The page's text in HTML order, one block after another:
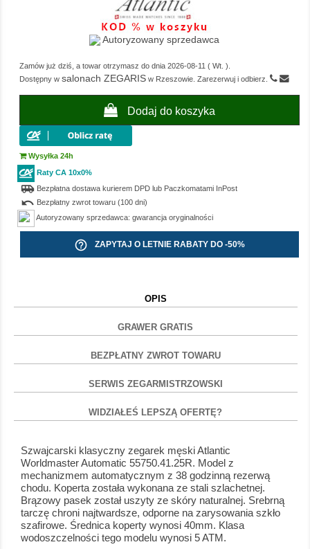
Autoryzowany sprzedawca
Zamów już dziś, a towar otrzymasz do dnia 2026-08-11 (Wt. ).
Dostępny w salonach ZEGARISw Rzeszowie. Zarezerwuj i odbierz.
Dodaj do koszyka
Wysyłka 24h
Raty CA 10x0%
airport_shuttleBezpłatna dostawa kurierem DPD lub Paczkomatami InPost
undo Bezpłatny zwrot towaru (100 dni)
Autoryzowany sprzedawca: gwarancja oryginalności
help_outline ZAPYTAJ O LETNIE RABATY DO -50%
OPIS
GRAWER GRATIS
BEZPŁATNY ZWROT TOWARU
SERWIS ZEGARMISTRZOWSKI
WIDZIAŁEŚ LEPSZĄ OFERTĘ?
Szwajcarski klasyczny zegarek męski Atlantic
Worldmaster Automatic 55750.41.25R. Model z
mechanizmem automatycznym z 38 godzinną rezerwą
chodu. Koperta została wykonana ze stali szlachetnej.
Brązowy pasek został uszyty ze skóry naturalnej. Srebrną
tarczę chroni najtwardsze, odporne na zarysowania szkło
szafirowe. Średnica koperty wynosi 40mm. Klasa
wodoszczelności tego modelu wynosi 5 ATM.